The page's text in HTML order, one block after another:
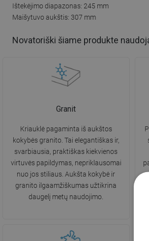
Ištekėjimo diapazonas: 245 mm
Maišytuvo aukštis: 307 mm
Novatoriški šiame produkte
Granit
Kriauklė pagaminta iš aukštos
kokybės granito. Tai elegantiškas ir,
svarbiausia, praktiškas kiekvienos
virtuvės papildymas, nepriklausomai
nuo jos stiliaus. Aukšta kokybė ir
granito ilgaamžiškumas užtikrina
daugelį metų naudojimo.